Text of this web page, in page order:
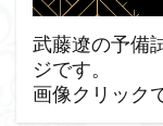
武藤遼の予備
ジです。
画像クリック